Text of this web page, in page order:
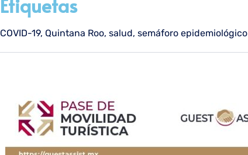
Etiquetas
COVID-19, Quintana Roo, salud, semáforo epidemiológico